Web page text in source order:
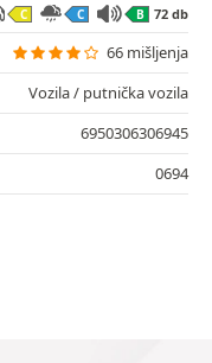
C C B 72 db
66 mišljenja
Vozila / putnička vozila
6950306306945
0694